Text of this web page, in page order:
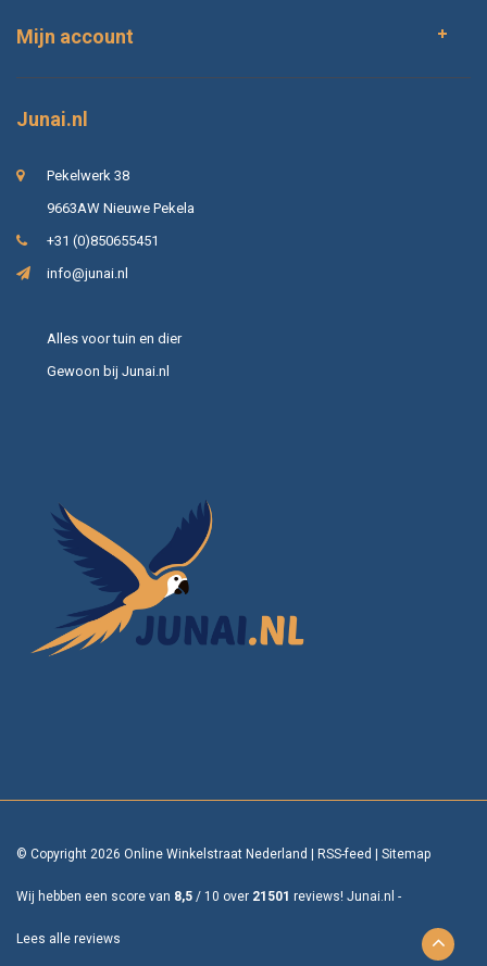
Mijn account
Junai.nl
Pekelwerk 38
9663AW Nieuwe Pekela
+31 (0)850655451
info@junai.nl
Alles voor tuin en dier
Gewoon bij Junai.nl
© Copyright 2026 Online Winkelstraat Nederland RSS-feed Sitemap
Wij hebben een score van 8,5 / 10 over 21501 reviews! Junai.nl -
Lees alle reviews